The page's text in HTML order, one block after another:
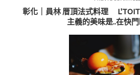
彰化｜員林 厝頂法式料理 L'TOIT
主義的美味是..在快